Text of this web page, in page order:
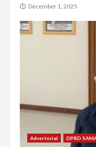
December 1, 2025
Advertorial DPRD